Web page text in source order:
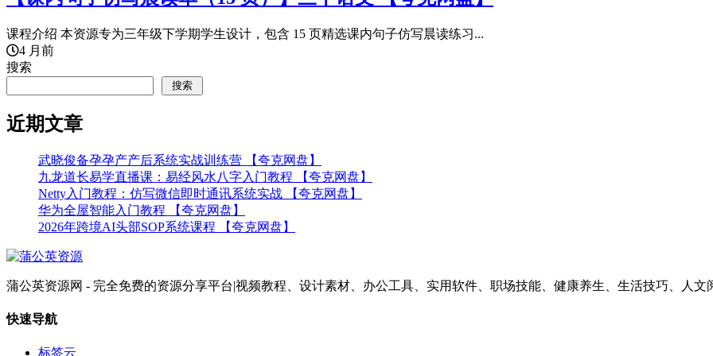
课程介绍 本资源专为三年级下学期学生设计，包含 15 页精选课内句子仿写晨读练习...
4 月前
搜索
搜索
近期文章
武晓俊备孕孕产产后系统实战训练营 【夸克网盘】
九龙道长易学直播课：易经风水八字入门教程 【夸克网盘】
Netty入门教程：仿写微信即时通讯系统实战 【夸克网盘】
华为全屋智能入门教程 【夸克网盘】
2026年跨境AI头部SOP系统课程 【夸克网盘】
蒲公英资源网 - 完全免费的资源分享平台|视频教程、设计素材、办公工具、实用软件、职场技能、健康养生、生活技巧、人文
快速导航
标签云